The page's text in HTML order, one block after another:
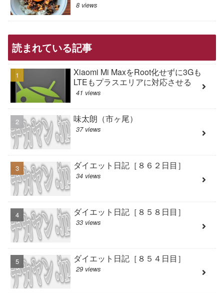
8 views
読まれている記事
Xiaomi Mi MaxをRoot化せずに3Gも
LTEもプラスエリアに対応させる
41 views
味太朗（市ヶ尾）
37 views
ダイエット日記［８６２日目］
34 views
ダイエット日記［８５８日目］
33 views
ダイエット日記［８５４日目］
29 views